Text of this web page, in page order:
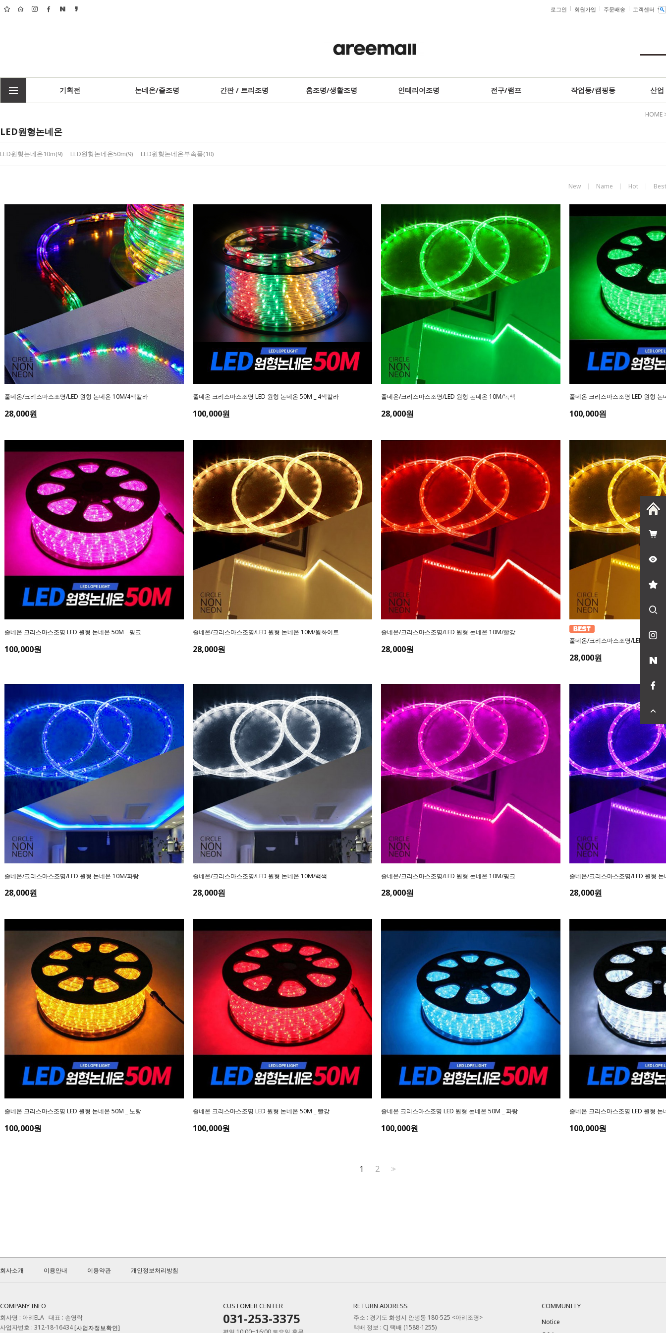
로그인 회원가입 주문배송 고객센터
기획전 논네온/줄조명 간판 / 트리조명 홈조명/생활조명 인테리어조명 전구/램프 작업등/캠핑등 산
HOME
LED원형논네온
LED원형논네온10m(9) LED원형논네온50m(9) LED원형논네온부속품(10)
New Name Hot Best
줄네온/크리스마스조명/LED 원형 논네온 10M/4색칼라
28,000원
줄네온 크리스마스조명 LED 원형 논네온 50M _ 4색칼라
100,000원
줄네온/크리스마스조명/LED 원형 논네온 10M/녹색
28,000원
줄네온 크리스마스조명 LED 원형 논
100,000원
줄네온 크리스마스조명 LED 원형 논네온 50M _ 핑크
100,000원
줄네온/크리스마스조명/LED 원형 논네온 10M/웜화이트
28,000원
줄네온/크리스마스조명/LED 원형 논네온 10M/빨강
28,000원
줄네온/크리스마스조명/LED 원형
28,000원
줄네온/크리스마스조명/LED 원형 논네온 10M/파랑
28,000원
줄네온/크리스마스조명/LED 원형 논네온 10M/백색
28,000원
줄네온/크리스마스조명/LED 원형 논네온 10M/핑크
28,000원
줄네온/크리스마스조명/LED 원형
28,000원
줄네온 크리스마스조명 LED 원형 논네온 50M _ 노랑
100,000원
줄네온 크리스마스조명 LED 원형 논네온 50M _ 빨강
100,000원
줄네온 크리스마스조명 LED 원형 논네온 50M _ 파랑
100,000원
줄네온 크리스마스조명 LED 원형 논
100,000원
1 2 >>
회사소개 이용안내 이용약관 개인정보처리방침
COMPANY INFO
회사명 : 아리ELA 대표 : 손영락
사업자번호 : 312-18-16434[사업자정보확인]
CUSTOMER CENTER
031-253-3375
RETURN ADDRESS
주소 : 경기도 화성시 안녕동 180-525 <아리조명>
택배 정보 : CJ 택배 (1588-1255)
COMMUNITY
Notice